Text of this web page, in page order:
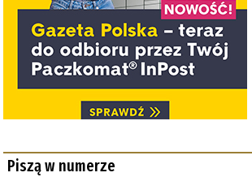
Piszą w numerze